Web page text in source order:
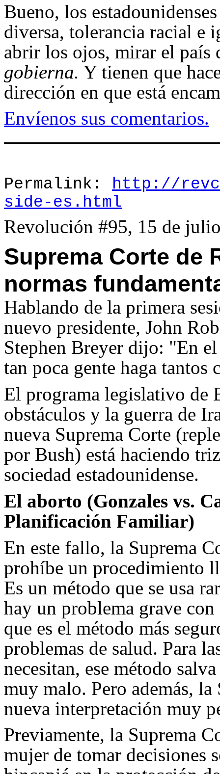
Bueno, los
diversa, tolerancia racial e
abrir los ojos, mirar el
gobierna. Y tienen que
dirección en que está
Envíenos sus comentarios.
Permalink: http://
side-es.html
Revolución #95, 15 de
Suprema Corte de
normas
Hablando de la primera
nuevo presidente, John
Stephen Breyer dijo: "En
tan poca gente haga tantos
El programa legislativo de
obstáculos y la guerra de
nueva Suprema Corte
por Bush) está haciendo
sociedad estadounidense.
El aborto (Gonzales vs.
Planificación Familiar)
En este fallo, la Suprema
prohíbe un procedimiento
Es un método que se usa
hay un problema grave
que es el método más
problemas de salud. Para
necesitan, ese método
muy malo. Pero además,
nueva interpretación muy
Previamente, la Suprema
mujer de tomar decisiones